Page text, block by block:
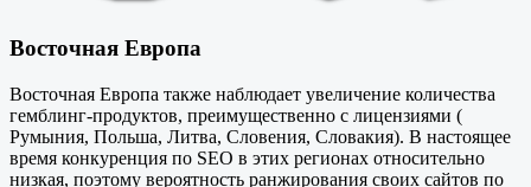
Восточная Европа
Восточная Европа также наблюдает увеличение количества
гемблинг-продуктов, преимущественно с лицензиями (
Румыния, Польша, Литва, Словения, Словакия). В настоящее
время конкуренция по SEO в этих регионах относительно
низкая, поэтому вероятность ранжирования своих сайтов по